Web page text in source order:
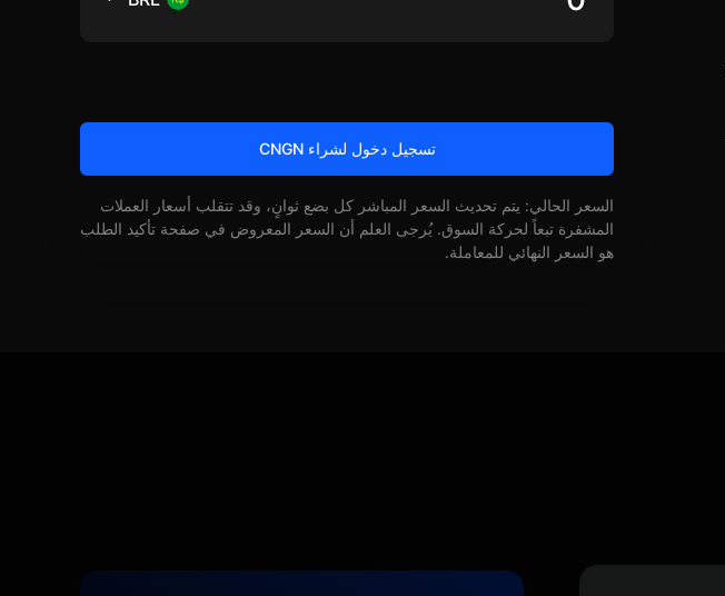
تسجيل دخول لشراء CNGN
السعر الحالي: يتم تحديث السعر المباشر كل بضع ثوانٍ، وقد تتقلب أسعار العملات
المشفرة تبعاً لحركة السوق. يُرجى العلم أن السعر المعروض في صفحة تأكيد الطلب
هو السعر النهائي للمعاملة.